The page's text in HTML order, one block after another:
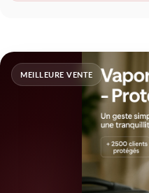
MEILLEURE VENTE